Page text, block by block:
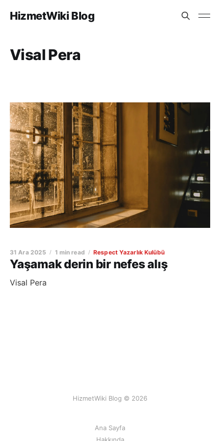
HizmetWiki Blog
Visal Pera
Yaşamak derin bir nefes alış
31 Ara 2025 1 min read Respect Yazarlık Kulübü
Visal Pera
HizmetWiki Blog © 2026
Ana Sayfa